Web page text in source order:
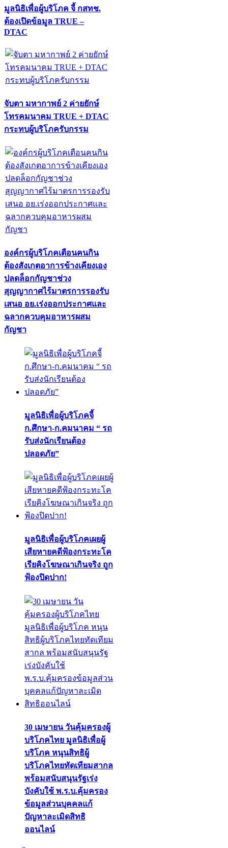
มูลนิธิเพื่อผู้บริโภค จี้ กสทช.
ต้องเปิดข้อมูล TRUE –
DTAC
จับตา มหากาพย์ 2 ค่ายยักษ์
โทรคมนาคม TRUE + DTAC
กระทบผู้บริโภครับกรรม
องค์กรผู้บริโภคเตือนคนกิน
ต้องสังเกตอาการข้างเคียงเอง
ปลดล็อกกัญชาช่วง
สุญญากาศไร้มาตรการรองรับ
เสนอ อย.เร่งออกประกาศและ
ฉลากควบคุมอาหารผสม
กัญชา
มูลนิธิเพื่อผู้บริโภคจี้
ก.ศึกษา-ก.คมนาคม “ รถ
รับส่งนักเรียนต้อง
ปลอดภัย”
มูลนิธิเพื่อผู้บริโภคเผยผู้
เสียหายคดีฟ้องกระทะโค
เรียคิงโฆษณาเกินจริง ถูก
ฟ้องปิดปาก!
30 เมษายน วันคุ้มครองผู้
บริโภคไทย มูลนิธิเพื่อผู้
บริโภค หนุนสิทธิผู้
บริโภคไทยทัดเทียมสากล
พร้อมสนับสนุนรัฐเร่ง
บังคับใช้ พ.ร.บ.คุ้มครอง
ข้อมูลส่วนบุคคลแก้
ปัญหาละเมิดสิทธิ
ออนไลน์